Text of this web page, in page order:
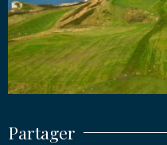
Partager